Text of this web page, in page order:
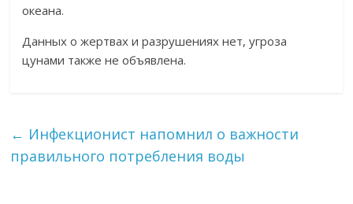
океана.
Данных о жертвах и разрушениях нет, угроза
цунами также не объявлена.
← Инфекционист напомнил о важности
правильного потребления воды